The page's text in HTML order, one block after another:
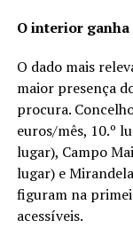
O interior ganha
O dado mais
maior presença
procura.
euros/mês, 10.º
lugar), Campo
lugar) e
figuram na
acessíveis.